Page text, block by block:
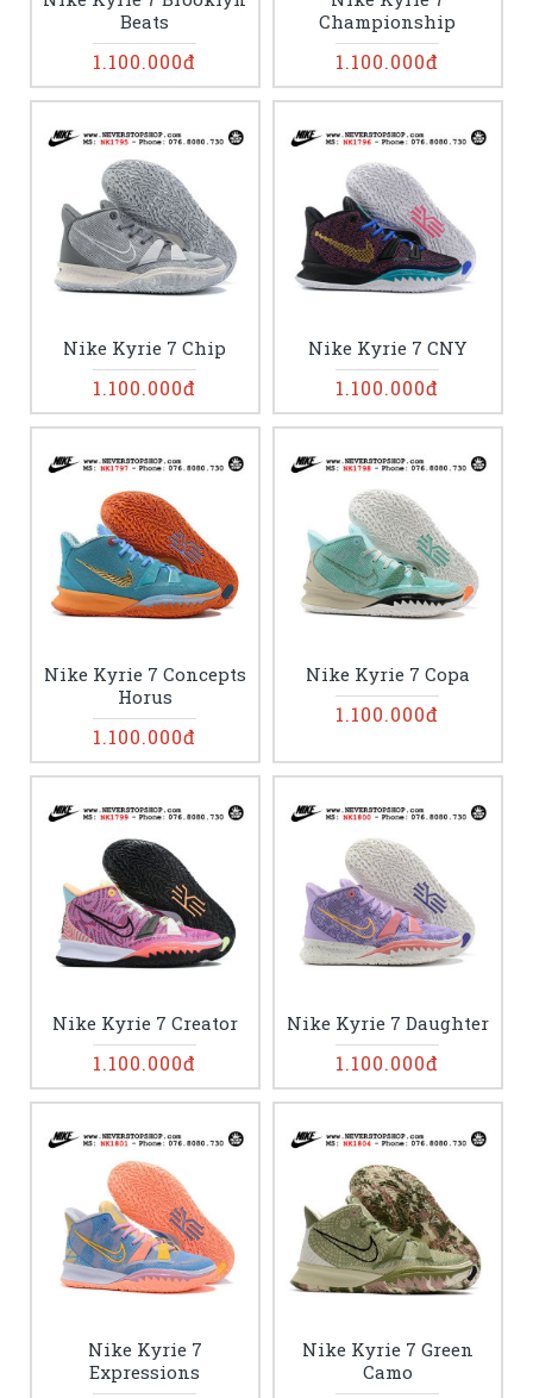
Beats
1.100.000đ
Championship
1.100.000đ
Nike Kyrie 7 Chip
1.100.000đ
Nike Kyrie 7 CNY
1.100.000đ
Nike Kyrie 7 Concepts
Horus
1.100.000đ
Nike Kyrie 7 Copa
1.100.000đ
Nike Kyrie 7 Creator
1.100.000đ
Nike Kyrie 7 Daughter
1.100.000đ
Nike Kyrie 7
Expressions
Nike Kyrie 7 Green
Camo